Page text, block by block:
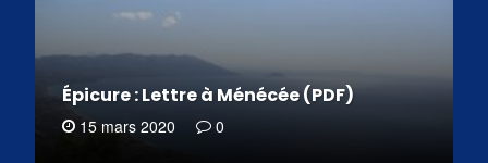
Épicure : Lettre à Ménécée (PDF)
15 mars 2020 0